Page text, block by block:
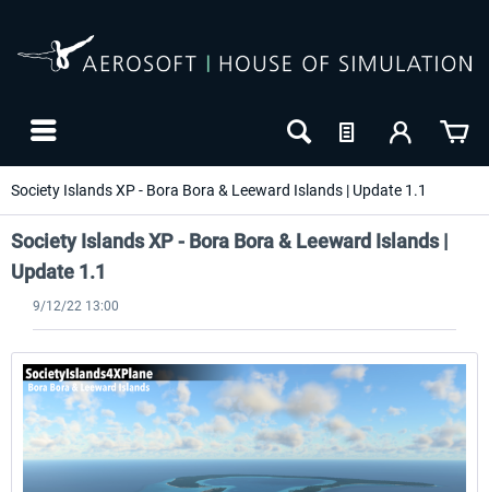
Society Islands XP - Bora Bora & Leeward Islands | Update 1.1
Society Islands XP - Bora Bora & Leeward Islands |
Update 1.1
9/12/22 13:00